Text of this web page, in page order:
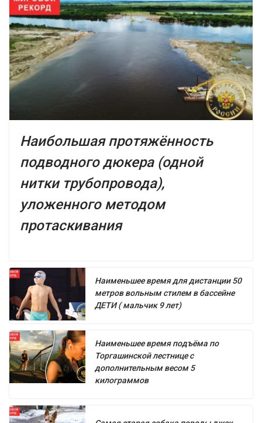
Наибольшая протяжённость
подводного дюкера (одной
нитки трубопровода),
уложенного методом
протаскивания
Наименьшее время для дистанции 50
метров вольным стилем в бассейне
ДЕТИ ( мальчик 9 лет)
Наименьшее время подъёма по
Торгашинской лестнице с
дополнительным весом 5
килограммов